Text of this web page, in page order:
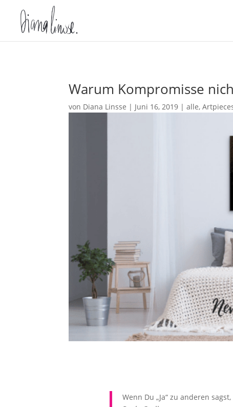
Warum Kompromisse
von Diana Linsse | Juni 16, 2019 |alle,
Wenn Du „Ja“ zu anderen